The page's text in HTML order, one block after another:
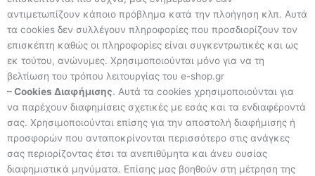
αντιμετωπίζουν κάποιο πρόβλημα κατά την πλοήγηση κλπ. Αυτά
τα cookies δεν συλλέγουν πληροφορίες που προσδιορίζουν τον
επισκέπτη καθώς οι πληροφορίες είναι συγκεντρωτικές και ως
εκ τούτου, ανώνυμες. Χρησιμοποιούνται μόνο για να τη
βελτίωση του τρόπου λειτουργίας του e-shop.gr
– Cookies Διαφήμισης. Αυτά τα cookies χρησιμοποιούνται για
να παρέχουν διαφημίσεις σχετικές με εσάς και τα ενδιαφέροντά
σας. Χρησιμοποιούνται επίσης για την αποστολή διαφήμισης ή
προσφορών που ανταποκρίνονται περισσότερο στις ανάγκες
σας περιορίζοντας έτσι τα ανεπιθύμητα και άνευ ουσίας
διαφημιστικά μηνύματα. Επίσης μας βοηθούν στη μέτρηση της